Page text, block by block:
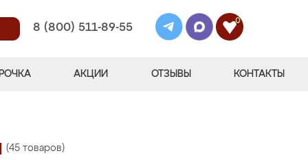
8 (800) 511-89-55
0
АКЦИИ ОТЗЫВЫ КОНТАКТЫ
(45 товаров)